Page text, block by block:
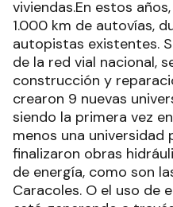
viviendas.En estos
1.000 km de autovías,
autopistas existentes.
de la red vial nacional,
construcción y
crearon 9 nuevas
siendo la primera vez
menos una universidad
finalizaron obras
de energía, como son
Caracoles. O el uso de